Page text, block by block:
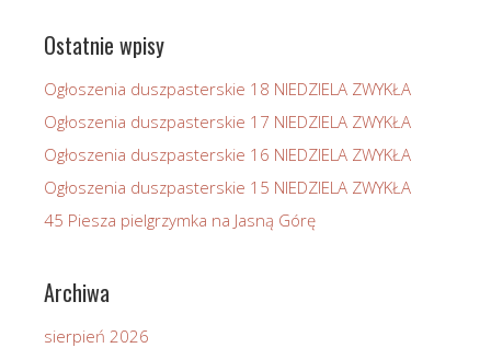
Ostatnie wpisy
Ogłoszenia duszpasterskie 18 NIEDZIELA ZWYKŁA
Ogłoszenia duszpasterskie 17 NIEDZIELA ZWYKŁA
Ogłoszenia duszpasterskie 16 NIEDZIELA ZWYKŁA
Ogłoszenia duszpasterskie 15 NIEDZIELA ZWYKŁA
45 Piesza pielgrzymka na Jasną Górę
Archiwa
sierpień 2026